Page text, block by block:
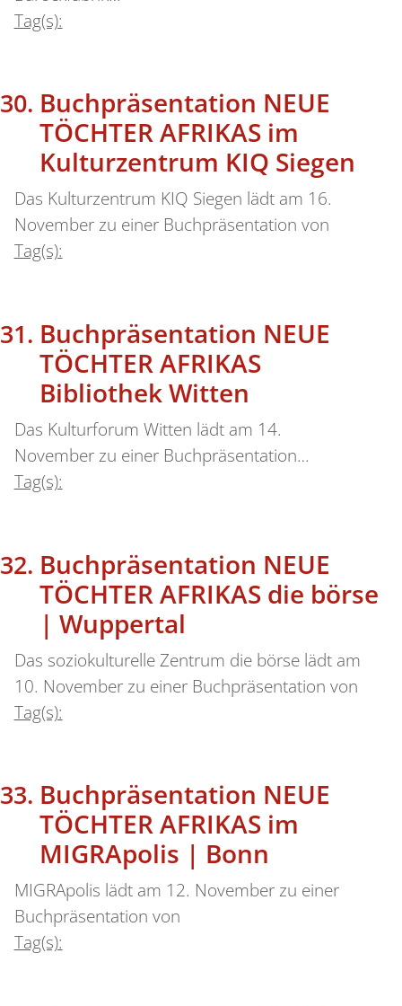
Tag(s):
Buchpräsentation NEUE
TÖCHTER AFRIKAS im
Kulturzentrum KIQ Siegen
Das Kulturzentrum KIQ Siegen lädt am 16.
November zu einer Buchpräsentation von
Tag(s):
Buchpräsentation NEUE
TÖCHTER AFRIKAS
Bibliothek Witten
Das Kulturforum Witten lädt am 14.
November zu einer Buchpräsentation…
Tag(s):
Buchpräsentation NEUE
TÖCHTER AFRIKAS die börse
| Wuppertal
Das soziokulturelle Zentrum die börse lädt am
10. November zu einer Buchpräsentation von
Tag(s):
Buchpräsentation NEUE
TÖCHTER AFRIKAS im
MIGRApolis | Bonn
MIGRApolis lädt am 12. November zu einer
Buchpräsentation von
Tag(s):